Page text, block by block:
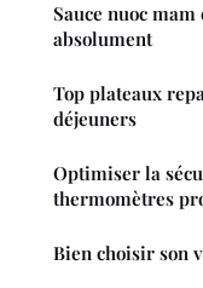
Sauce nuoc
absolument
Top plateaux
déjeuners
Optimiser la
thermomètres
Bien choisir son